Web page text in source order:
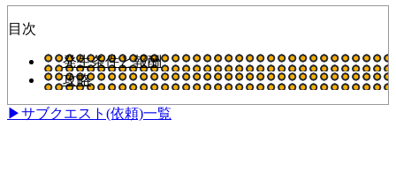
目次
発生条件と報酬
攻略
▶サブクエスト(依頼)一覧